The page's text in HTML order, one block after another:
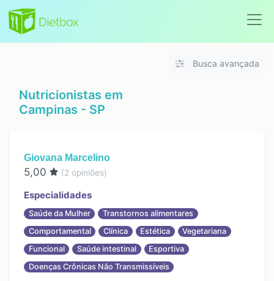
Busca avançada
Nutricionistas em
Campinas - SP
Giovana Marcelino
5,00 (2 opiniões)
Especialidades
Saúde da Mulher
Transtornos alimentares
Comportamental
Clínica Estética
Vegetariana
Funcional
Saúde intestinal
Esportiva
Doenças Crônicas Não Transmissíveis